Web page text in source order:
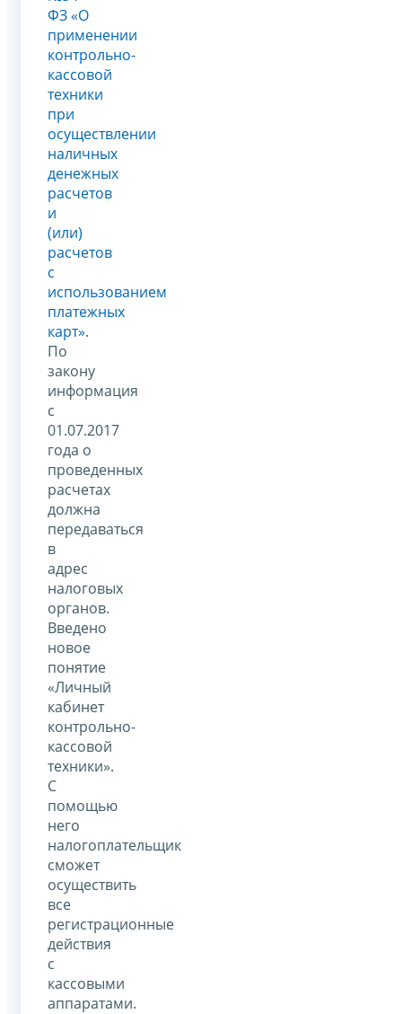
ФЗ «О
применении
контрольно-
кассовой
техники
при
осуществлении
наличных
денежных
расчетов
и
(или)
расчетов
с
использованием
платежных
карт».
По
закону
информация
с
01.07.2017
года о
проведенных
расчетах
должна
передаваться
в
адрес
налоговых
органов.
Введено
новое
понятие
«Личный
кабинет
контрольно-
кассовой
техники».
С
помощью
него
налогоплательщик
сможет
осуществить
все
регистрационные
действия
с
кассовыми
аппаратами.